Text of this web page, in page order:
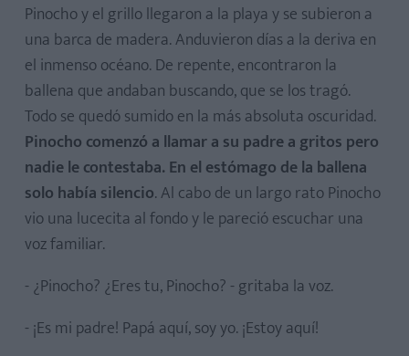
Pinocho y el grillo llegaron a la playa y se subieron a
una barca de madera. Anduvieron días a la deriva en
el inmenso océano. De repente, encontraron la
ballena que andaban buscando, que se los tragó.
Todo se quedó sumido en la más absoluta oscuridad.
Pinocho comenzó a llamar a su padre a gritos pero
nadie le contestaba. En el estómago de la ballena
solo había silencio. Al cabo de un largo rato Pinocho
vio una lucecita al fondo y le pareció escuchar una
voz familiar.
- ¿Pinocho? ¿Eres tu, Pinocho? - gritaba la voz.
- ¡Es mi padre! Papá aquí, soy yo. ¡Estoy aquí!